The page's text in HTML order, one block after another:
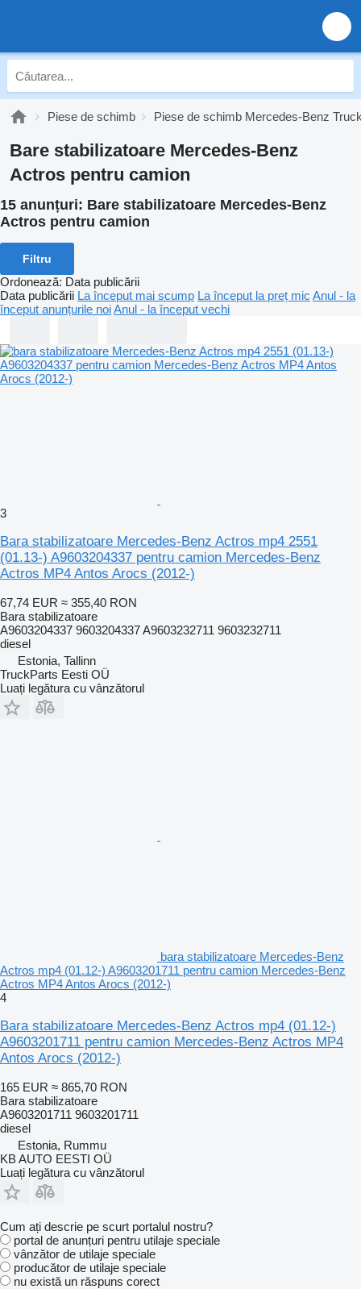
Piese de schimb Piese de schimb Mercedes-Benz
Bare stabilizatoare Mercedes-Benz
Actros pentru camion
15 anunțuri: Bare stabilizatoare Mercedes-Benz
Actros pentru camion
Filtru
Ordonează: Data publicării
Data publicării La început mai scump La început la preț mic Anul - la
început anunțurile noiAnul - la început vechi
3
Bara stabilizatoare Mercedes-Benz Actros mp4 2551
(01.13-) A9603204337 pentru camion Mercedes-Benz
Actros MP4 Antos Arocs (2012-)
67,74 EUR ≈ 355,40 RON
Bara stabilizatoare
A9603204337 9603204337 A9603232711 9603232711
diesel
Estonia, Tallinn
TruckParts Eesti OÜ
Luați legătura cu vânzătorul
bara stabilizatoare Mercedes-Benz
Actros mp4 (01.12-) A9603201711 pentru camion Mercedes-Benz
Actros MP4 Antos Arocs (2012-)
4
Bara stabilizatoare Mercedes-Benz Actros mp4 (01.12-)
A9603201711 pentru camion Mercedes-Benz Actros MP4
Antos Arocs (2012-)
165 EUR ≈ 865,70 RON
Bara stabilizatoare
A9603201711 9603201711
diesel
Estonia, Rummu
KB AUTO EESTI OÜ
Luați legătura cu vânzătorul
Cum ați descrie pe scurt portalul nostru?
portal de anunțuri pentru utilaje speciale
vânzător de utilaje speciale
producător de utilaje speciale
nu există un răspuns corect